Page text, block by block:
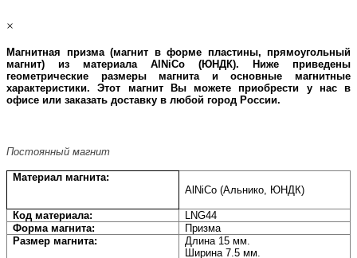
×
Магнитная призма (магнит в форме плаcтины, прямоугольный
магнит) из материала AlNiCo (ЮНДК). Ниже приведены
геометрические размеры магнита и основные магнитные
характеристики. Этот магнит Вы можете приобрести у нас в
офисе или заказать доставку в любой город России.
Постоянный магнит
Материал магнита:
AlNiCo (Альнико, ЮНДК)
Код материала:
LNG44
Форма магнита:
Призма
Размер магнита:
Длина 15 мм.
Ширина 7.5 мм.